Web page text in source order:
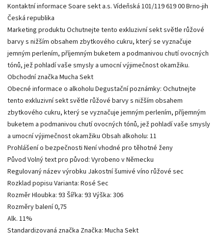
Kontaktní informace Soare sekt a.s. Vídeňská 101/119 619 00 Brno-jih
Česká republika
Marketing produktu Ochutnejte tento exkluzivní sekt světle růžové
barvy s nižším obsahem zbytkového cukru, který se vyznačuje
jemným perlením, příjemným buketem a podmanivou chutí ovocných
tónů, jež pohladí vaše smysly a umocní výjimečnost okamžiku.
Obchodní značka Mucha Sekt
Obecné informace o alkoholu Degustační poznámky: Ochutnejte
tento exkluzivní sekt světle růžové barvy s nižším obsahem
zbytkového cukru, který se vyznačuje jemným perlením, příjemným
buketem a podmanivou chutí ovocných tónů, jež pohladí vaše smysly
a umocní výjimečnost okamžiku Obsah alkoholu: 11
Prohlášení o bezpečnosti Není vhodné pro těhotné ženy
Původ Volný text pro původ: Vyrobeno v Německu
Regulovaný název výrobku Jakostní šumivé víno růžové sec
Rozklad popisu Varianta: Rosé Sec
Rozměr Hloubka: 93 Šířka: 93 Výška: 306
Rozměry balení 0,75
Alk. 11%
Standardizovaná značka Značka: Mucha Sekt